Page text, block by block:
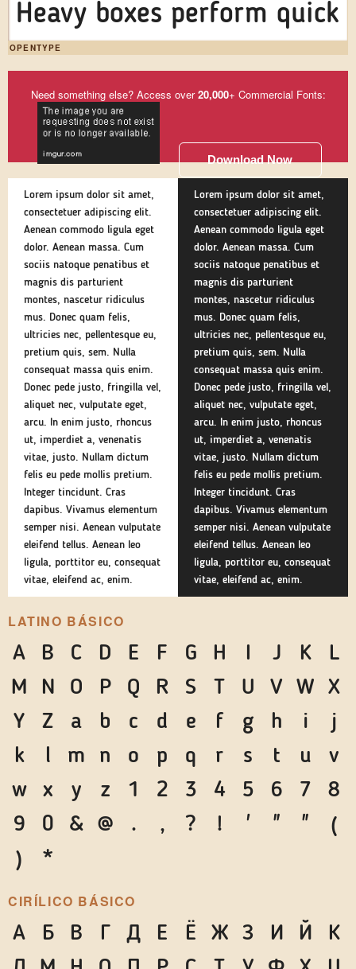
Heavy boxes perform quick
OPENTYPE
Need something else? Access over20,000+ Commercial Fonts:
Download Now
Lorem ipsum dolor sit amet,
consectetuer adipiscing elit.
Aenean commodo ligula eget
dolor. Aenean massa. Cum
sociis natoque penatibus et
magnis dis parturient
montes, nascetur ridiculus
mus. Donec quam felis,
ultricies nec, pellentesque eu,
pretium quis, sem. Nulla
consequat massa quis enim.
Donec pede justo, fringilla vel,
aliquet nec, vulputate eget,
arcu. In enim justo, rhoncus
ut, imperdiet a, venenatis
vitae, justo. Nullam dictum
felis eu pede mollis pretium.
Integer tincidunt. Cras
dapibus. Vivamus elementum
semper nisi. Aenean vulputate
eleifend tellus. Aenean leo
ligula, porttitor eu, consequat
vitae, eleifend ac, enim.
Lorem ipsum dolor sit amet,
consectetuer adipiscing elit.
Aenean commodo ligula eget
dolor. Aenean massa. Cum
sociis natoque penatibus et
magnis dis parturient
montes, nascetur ridiculus
mus. Donec quam felis,
ultricies nec, pellentesque eu,
pretium quis, sem. Nulla
consequat massa quis enim.
Donec pede justo, fringilla vel,
aliquet nec, vulputate eget,
arcu. In enim justo, rhoncus
ut, imperdiet a, venenatis
vitae, justo. Nullam dictum
felis eu pede mollis pretium.
Integer tincidunt. Cras
dapibus. Vivamus elementum
semper nisi. Aenean vulputate
eleifend tellus. Aenean leo
ligula, porttitor eu, consequat
vitae, eleifend ac, enim.
LATINO BÁSICO
A B C D E F G H I J K
L
M
N O P Q R S T U V W
X
Y
Z a b c d e f g h i
j
k
l m n o p q r s t u
v
w
x y z 1 2 3 4 5 6 7
8
9
0 & @ . , ? ! ' " "
(
)
*
CIRÍLICO BÁSICO
А Б В Г Д Е Ё Ж З И Й
К